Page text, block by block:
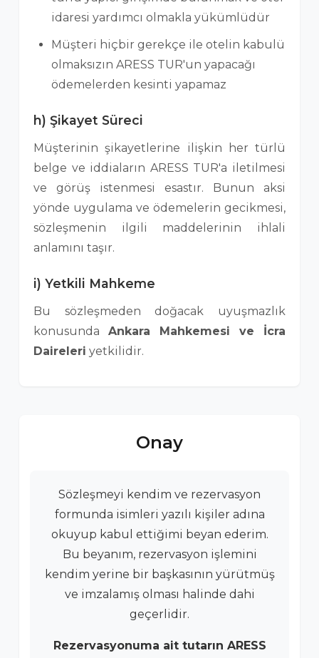
idaresi yardımcı olmakla yükümlüdür
Müşteri hiçbir gerekçe ile otelin kabulü
olmaksızın ARESS TUR'un yapacağı
ödemelerden kesinti yapamaz
h) Şikayet Süreci
Müşterinin şikayetlerine ilişkin her türlü
belge ve iddiaların ARESS TUR'a iletilmesi
ve görüş istenmesi esastır. Bunun aksi
yönde uygulama ve ödemelerin gecikmesi,
sözleşmenin ilgili maddelerinin ihlali
anlamını taşır.
i) Yetkili Mahkeme
Bu sözleşmeden doğacak uyuşmazlık
konusunda Ankara Mahkemesi ve İcra
Daireleri yetkilidir.
Onay
Sözleşmeyi kendim ve rezervasyon
formunda isimleri yazılı kişiler adına
okuyup kabul ettiğimi beyan ederim.
Bu beyanım, rezervasyon işlemini
kendim yerine bir başkasının yürütmüş
ve imzalamış olması halinde dahi
geçerlidir.
Rezervasyonuma ait tutarın ARESS